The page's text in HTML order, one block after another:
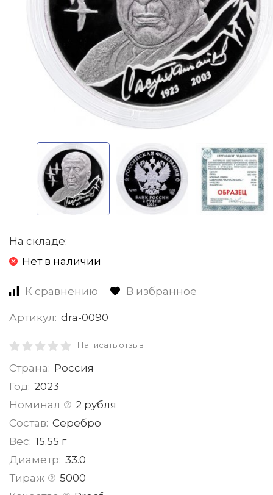
На складе:
Нет в наличии
К сравнению В избранное
Артикул: dra-0090
Написать отзыв
Страна: Россия
Год: 2023
Номинал
2 рубля
Состав: Серебро
Вес: 15.55 г
Диаметр: 33.0
Тираж
5000